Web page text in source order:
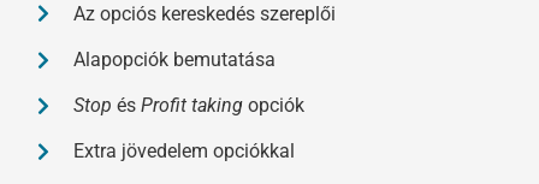
Az opciós kereskedés szereplői
Alapopciók bemutatása
Stop és Profit takingopciók
Extra jövedelem opciókkal